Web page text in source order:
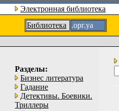
Электронная библиотека
Библиотека
.орг.уа
Разделы:
Бизнес литература
Гадание
Детективы. Боевики.
Триллеры